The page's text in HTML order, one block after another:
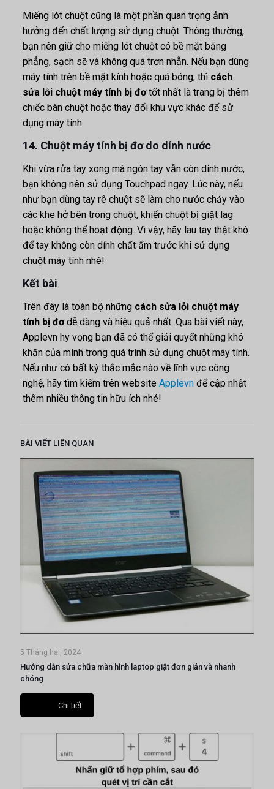
Miếng lót chuột cũng là một phần quan trọng ảnh
hưởng đến chất lượng sử dụng chuột. Thông thường,
bạn nên giữ cho miếng lót chuột có bề mặt bằng
phẳng, sạch sẽ và không quá trơn nhẵn. Nếu bạn dùng
máy tính trên bề mặt kính hoặc quá bóng, thì cách
sửa lỗi chuột máy tính bị đơtốt nhất là trang bị thêm
chiếc bàn chuột hoặc thay đổi khu vực khác để sử
dụng máy tính.
14. Chuột máy tính bị đơ do dính nước
Khi vừa rửa tay xong mà ngón tay vẫn còn dính nước,
bạn không nên sử dụng Touchpad ngay. Lúc này, nếu
như bạn dùng tay rê chuột sẽ làm cho nước chảy vào
các khe hở bên trong chuột, khiến chuột bị giật lag
hoặc không thể hoạt động. Vì vậy, hãy lau tay thật khô
để tay không còn dính chất ẩm trước khi sử dụng
chuột máy tính nhé!
Kết bài
Trên đây là toàn bộ những cách sửa lỗi chuột máy
tính bị đơdễ dàng và hiệu quả nhất. Qua bài viết này,
Applevn hy vọng bạn đã có thể giải quyết những khó
khăn của mình trong quá trình sử dụng chuột máy tính.
Nếu như có bất kỳ thắc mắc nào về lĩnh vực công
nghệ, hãy tìm kiếm trên website Applevnđể cập nhật
thêm nhiều thông tin hữu ích nhé!
BÀI VIẾT LIÊN QUAN
5 Tháng hai, 2024
Hướng dẫn sửa chữa màn hình laptop giật đơn giản và nhanh
chóng
Chi tiết